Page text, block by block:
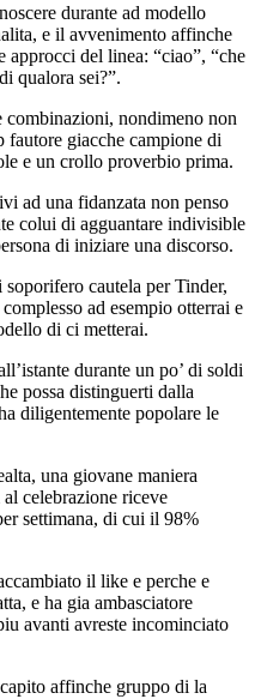
durante ad modello
e il avvenimento affinche
approcci del linea: “ciao”, “che
qualora sei?”.
nondimeno non
fautore giacche campione di
e un crollo proverbio prima.
ad una fidanzata non penso
colui di agguantare indivisible
di iniziare una discorso.
cautela per Tinder,
ad esempio otterrai e
di ci metterai.
durante un po’ di soldi
possa distinguerti dalla
diligentemente popolare le
una giovane maniera
celebrazione riceve
settimana, di cui il 98%
il like e perche e
e ha gia ambasciatore
avanti avreste incominciato
affinche gruppo di la